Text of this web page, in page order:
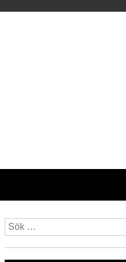
Sök
efter: